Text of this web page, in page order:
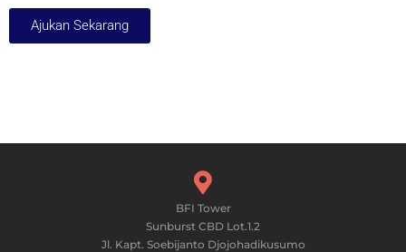
Ajukan Sekarang
BFI Tower
Sunburst CBD Lot.1.2
Jl. Kapt. Soebijanto Djojohadikusumo